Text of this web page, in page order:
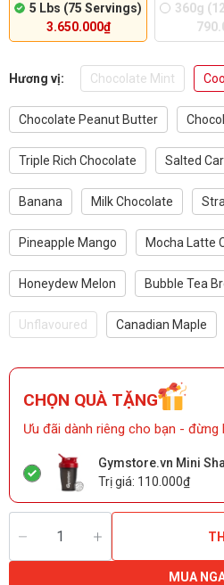
5 Lbs (75 Servings)
3.650.000₫
360g
Hương vị: Chocolate Mint
Chocolate Peanut Butter
Triple Rich Chocolate Salted
Banana Milk Chocolate
Pineapple Mango Mocha Latte
Honeydew Melon Bubble Tea
Unflavoured Canadian Maple
CHỌN QUÀ TẶNG
Ưu đãi dành riêng cho bạn - đừng
Gymstore.vn Mini
Trị giá: 110.000₫
MUA